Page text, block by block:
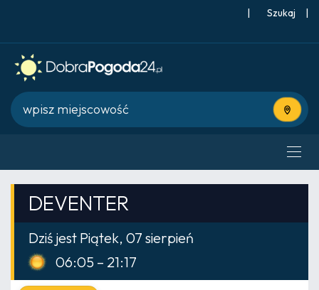
| |
Użyj
DEVENTER
Dziś jest Piątek, 07 sierpień
06:05 – 21:17